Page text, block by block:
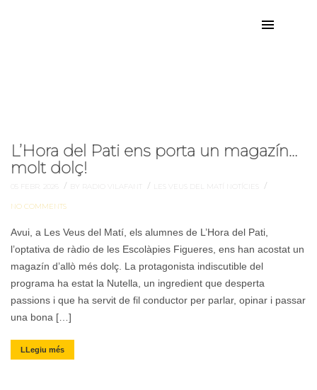
L’Hora del Pati ens porta un magazín…
molt dolç!
05 FEBR. 2026 / BY RADIO VILAFANT / LES VEUS DEL MATÍ NOTÍCIES /
NO COMMENTS
Avui, a Les Veus del Matí, els alumnes de L’Hora del Pati,
l’optativa de ràdio de les Escolàpies Figueres, ens han acostat un
magazín d’allò més dolç. La protagonista indiscutible del
programa ha estat la Nutella, un ingredient que desperta
passions i que ha servit de fil conductor per parlar, opinar i passar
una bona […]
LLegiu més